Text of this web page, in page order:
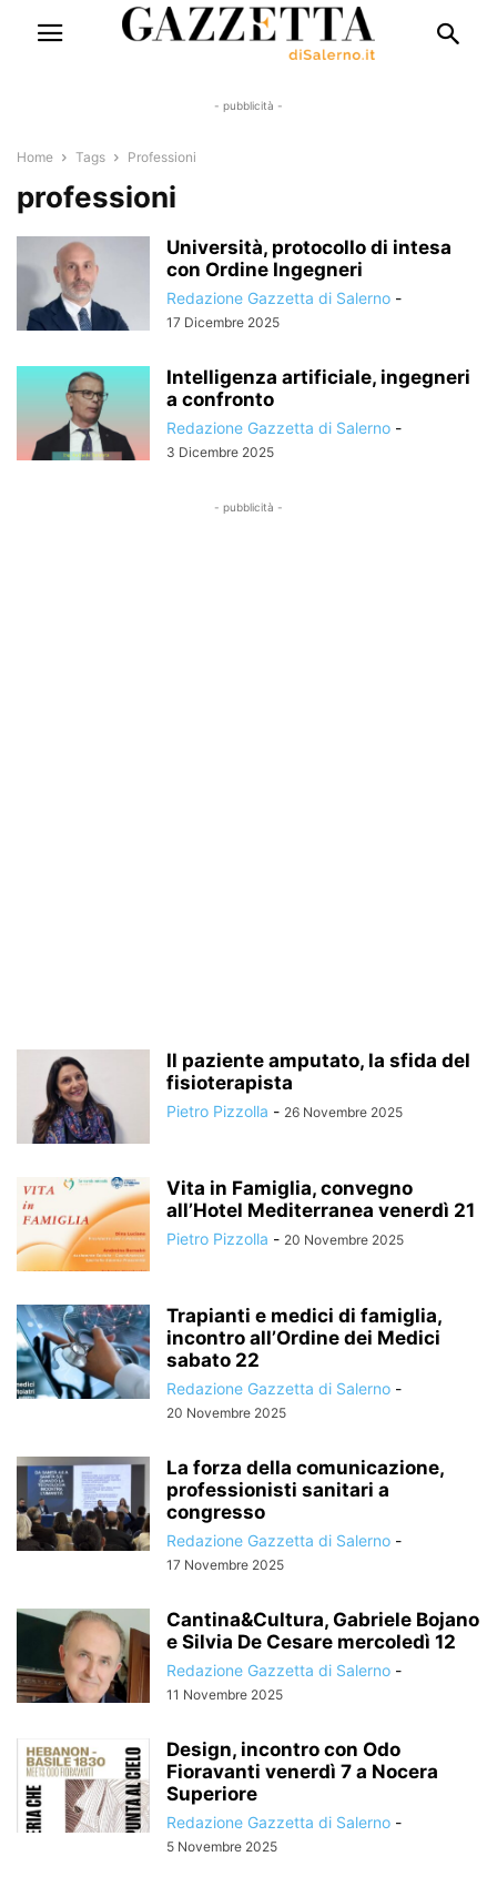
- pubblicità -
Home Tags Professioni
professioni
Università, protocollo di intesa
con Ordine Ingegneri
Redazione Gazzetta di Salerno -
17 Dicembre 2025
Intelligenza artificiale, ingegneri
a confronto
Redazione Gazzetta di Salerno -
3 Dicembre 2025
- pubblicità -
Il paziente amputato, la sfida del
fisioterapista
Pietro Pizzolla - 26 Novembre 2025
Vita in Famiglia, convegno
all’Hotel Mediterranea venerdì 21
Pietro Pizzolla - 20 Novembre 2025
Trapianti e medici di famiglia,
incontro all’Ordine dei Medici
sabato 22
Redazione Gazzetta di Salerno -
20 Novembre 2025
La forza della comunicazione,
professionisti sanitari a
congresso
Redazione Gazzetta di Salerno -
17 Novembre 2025
Cantina&Cultura, Gabriele Bojano
e Silvia De Cesare mercoledì 12
Redazione Gazzetta di Salerno -
11 Novembre 2025
Design, incontro con Odo
Fioravanti venerdì 7 a Nocera
Superiore
Redazione Gazzetta di Salerno -
5 Novembre 2025